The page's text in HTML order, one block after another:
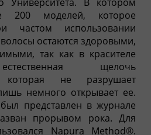
200 моделей, которое
частом использовании
остаются здоровыми,
так как в красителе
щелочь
которая не разрушает
немного открывает ее.
представлен в журнале
прорывом рока. Для
Napura Method®.